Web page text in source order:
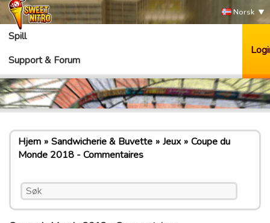
Norsk
Spill
Support & Forum
Hjem Sandwicherie & Buvette Jeux
Coupe du
Monde 2018 - Commentaires